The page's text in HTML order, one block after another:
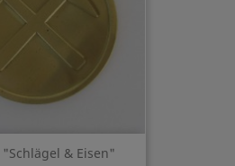
"Schlägel & Eisen"